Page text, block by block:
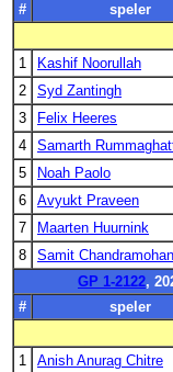
#
speler
1
Kashif Noorullah
2
Syd Zantingh
3
Felix Heeres
4
Samarth
5
Noah Paolo
6
Avyukt Praveen
7
Maarten Huurnink
8
Samit Chandramohan
GP 1-2122,
#
speler
1
Anish Anurag Chitre